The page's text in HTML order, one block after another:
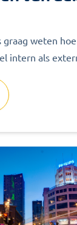
graag weten
intern als